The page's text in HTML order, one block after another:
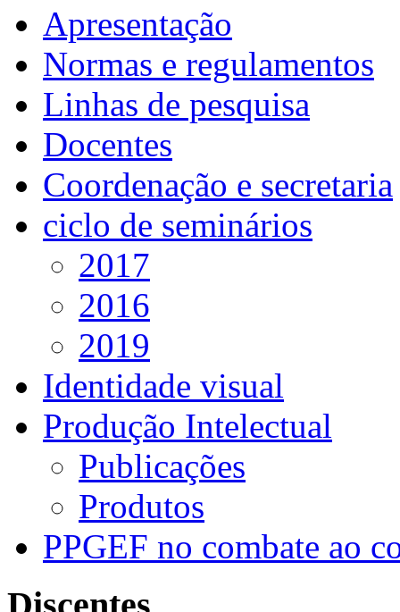
Apresentação
Normas e regulamentos
Linhas de pesquisa
Docentes
Coordenação e secretaria
ciclo de seminários
2017
2016
2019
Identidade visual
Produção Intelectual
Publicações
Produtos
PPGEF no combate ao